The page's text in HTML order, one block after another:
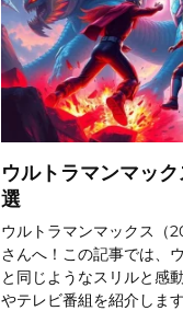
ウルトラマンマッ
選
ウルトラマンマックス（
さんへ！この記事では、
と同じようなスリルと感
やテレビ番組を紹介しま